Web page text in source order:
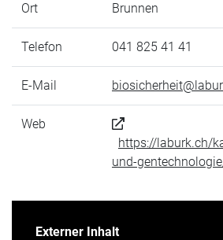
Ort Brunnen
Telefon 041 825 41 41
E-Mail
Web
https://laburk.ch/
und-
Externer Inhalt